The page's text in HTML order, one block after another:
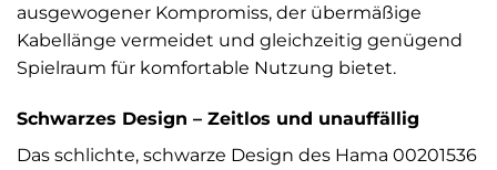
ausgewogener Kompromiss, der übermäßige
Kabellänge vermeidet und gleichzeitig genügend
Spielraum für komfortable Nutzung bietet.
Schwarzes Design – Zeitlos und unauffällig
Das schlichte, schwarze Design des Hama 00201536